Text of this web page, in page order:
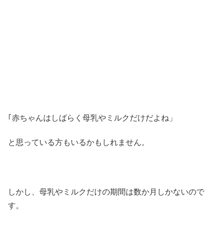
｢赤ちゃんはしばらく母乳やミルクだけだよね」
と思っている方もいるかもしれません。
しかし、母乳やミルクだけの期間は数か月しかないので
す。